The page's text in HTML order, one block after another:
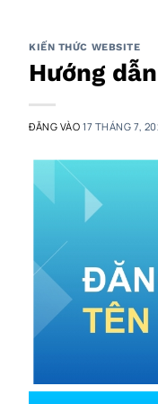
KIẾN THỨC WEBSITE
Hướng
ĐĂNG VÀO17 THÁNG 7,